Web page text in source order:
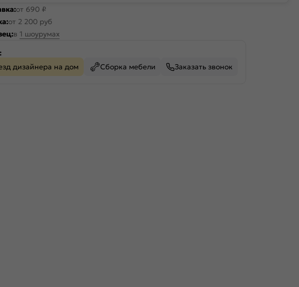
от 690 ₽
от 2 200 руб
в 1 шоурумах
дизайнера на дом
Сборка мебели Заказать звонок